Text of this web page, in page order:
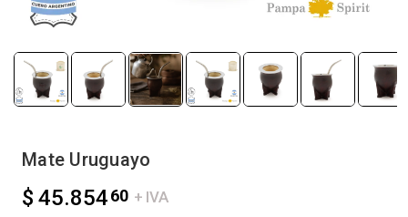
Mate Uruguayo
$ 45.85460 + IVA